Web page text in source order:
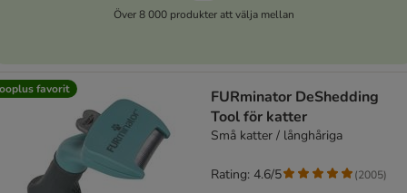
Över 8 000 produkter att välja mellan
favorit
FURminator DeShedding
Tool för katter
Små katter / långhåriga
Rating: 4.6/5 (2005)